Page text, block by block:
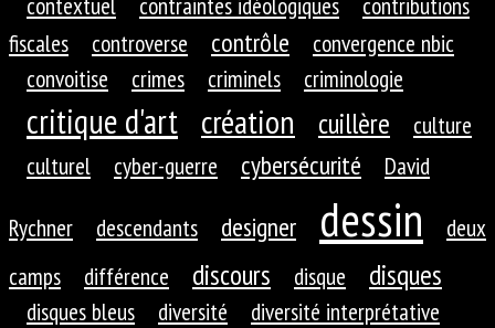
fiscales
controverse contrôle
convergence nbic
convoitise
crimes criminels criminologie
critique d'art création cuillère
culture
culturel
cyber-guerre cybersécurité
David
Rychner
descendants designer dessin
deux
camps
différence discours disque disques
disques bleus diversité
diversité interprétative